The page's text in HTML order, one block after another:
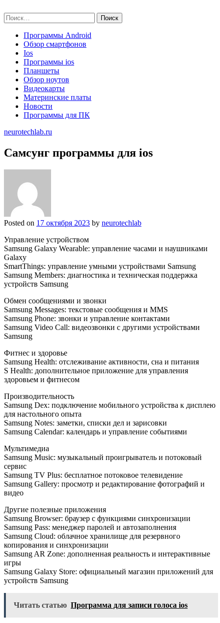
to
content
Найти:
Программы Android
Обзор смартфонов
Ios
Программы ios
Планшеты
Обзор ноутов
Видеокарты
Материнские платы
Новости
Программы для ПК
neurotechlab.ru
Самсунг программы для ios
Posted on 17 октября 2023 by neurotechlab
Управление устройством
Samsung Galaxy Wearable: управление часами и наушниками
Galaxy
SmartThings: управление умными устройствами Samsung
Samsung Members: диагностика и техническая поддержка
устройств Samsung
Обмен сообщениями и звонки
Samsung Messages: текстовые сообщения и MMS
Samsung Phone: звонки и управление контактами
Samsung Video Call: видеозвонки с другими устройствами
Samsung
Фитнес и здоровье
Samsung Health: отслеживание активности, сна и питания
S Health: дополнительное приложение для управления
здоровьем и фитнесом
Производительность
Samsung Dex: подключение мобильного устройства к дисплею
для настольного опыта
Samsung Notes: заметки, списки дел и зарисовки
Samsung Calendar: календарь и управление событиями
Мультимедиа
Samsung Music: музыкальный проигрыватель и потоковый
сервис
Samsung TV Plus: бесплатное потоковое телевидение
Samsung Gallery: просмотр и редактирование фотографий и
видео
Другие полезные приложения
Samsung Browser: браузер с функциями синхронизации
Samsung Pass: менеджер паролей и автозаполнения
Samsung Cloud: облачное хранилище для резервного
копирования и синхронизации
Samsung AR Zone: дополненная реальность и интерактивные
игры
Samsung Galaxy Store: официальный магазин приложений для
устройств Samsung
Читать статью Программа для записи голоса ios